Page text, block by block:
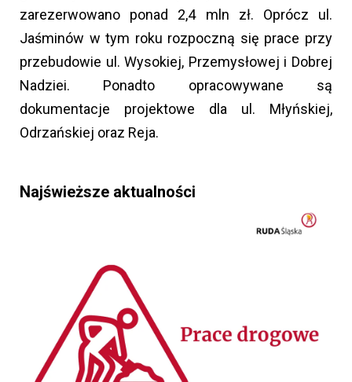
zarezerwowano ponad 2,4 mln zł. Oprócz ul.
Jaśminów w tym roku rozpoczną się prace przy
przebudowie ul. Wysokiej, Przemysłowej i Dobrej
Nadziei. Ponadto opracowywane są
dokumentacje projektowe dla ul. Młyńskiej,
Odrzańskiej oraz Reja.
Najświeższe aktualności